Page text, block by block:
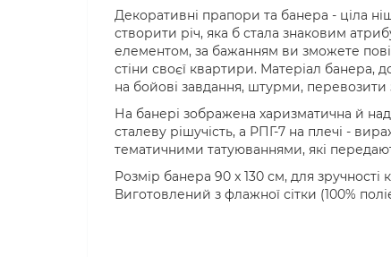
Декоративні прапори та банера - ціла
створити річ, яка б стала знаковим
елементом, за бажанням ви зможете
стіни своєї квартири. Матеріал банера,
на бойові завдання, штурми,
На банері зображена харизматична й
сталеву рішучість, а РПГ-7 на плечі -
тематичними татуюваннями, які
Розмір банера 90 x 130 см, для
Виготовлений з флажної сітки (100%